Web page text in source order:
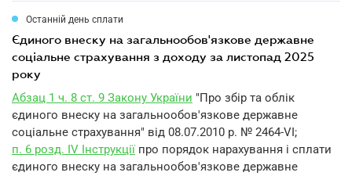
Останній день сплати
єдиного внеску на загальнообов'язкове державне
соціальне страхування з доходу за листопад 2025
року
Абзац 1 ч. 8 ст. 9 Закону України "Про збір та облік
єдиного внеску на загальнообов'язкове державне
соціальне страхування" від 08.07.2010 р. № 2464-VI;
п. 6 розд. IV Інструкції про порядок нарахування і сплати
єдиного внеску на загальнообов'язкове державне